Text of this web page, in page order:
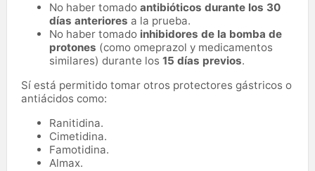
No haber tomado antibióticos durante los 30
días anteriores a la prueba.
No haber tomado inhibidores de la bomba de
protones (como omeprazol y medicamentos
similares) durante los 15 días previos.
Sí está permitido tomar otros protectores gástricos o
antiácidos como:
Ranitidina.
Cimetidina.
Famotidina.
Almax.